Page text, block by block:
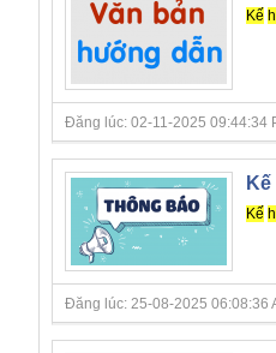
Kế
Đăng lúc: 02-11-2025 09:44:34
Kế
Đăng lúc: 25-08-2025 06:08:36